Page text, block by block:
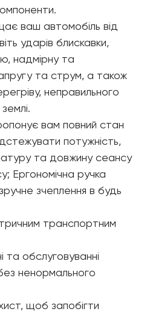
ваш автомобіль від
ударів блискавки,
надмірну та
та струм, а також
неправильного
вам повний стан
потужність,
та довжину сеансу
Ергономічна ручка
зчеплення в будь
транспортним
та обслуговуванні
ненормального
щоб запобігти